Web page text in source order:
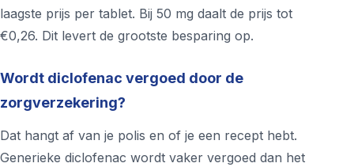
laagste prijs per tablet. Bij 50 mg daalt de prijs tot
€0,26. Dit levert de grootste besparing op.
Wordt diclofenac vergoed door de
zorgverzekering?
Dat hangt af van je polis en of je een recept hebt.
Generieke diclofenac wordt vaker vergoed dan het